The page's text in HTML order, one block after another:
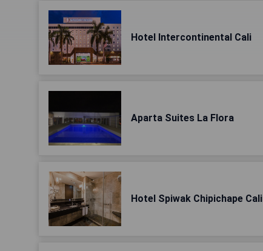
Hotel Intercontinental Cali
Aparta Suites La Flora
Hotel Spiwak Chipichape Cali